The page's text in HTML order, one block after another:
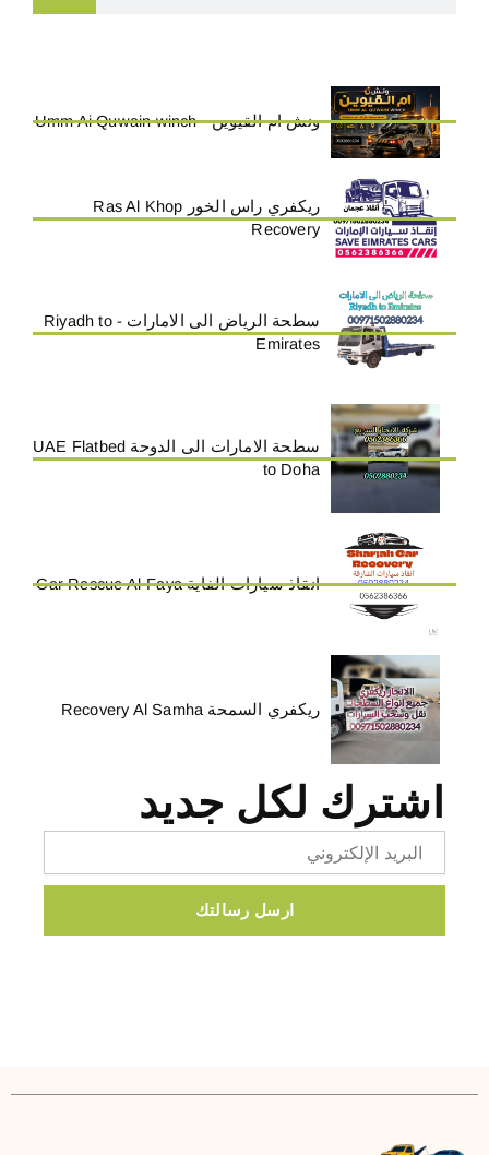
ونش ام القيوين - Umm Ai Quwain winch
ريكفري راس الخور Ras Al Khop
Recovery
سطحة الرياض الى الامارات - Riyadh to
Emirates
سطحة الامارات الى الدوحة UAE Flatbed
to Doha
انقاذ سيارات الفاية Car Rescue Al-Faya
ريكفري السمحة Recovery Al Samha
اشترك لكل جديد
ارسل رسالتك